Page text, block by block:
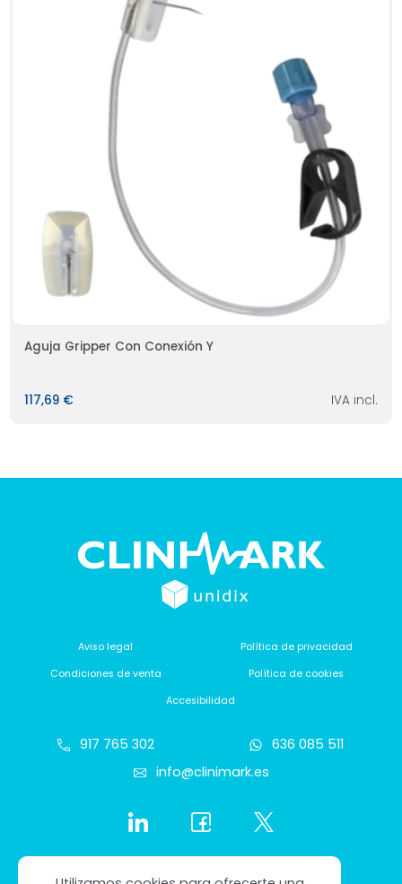
Aguja Gripper Con Conexión Y
117,69 € IVA incl.
Aviso legal
Política de privacidad
Condiciones de venta
Política de cookies
Accesibilidad
917 765 302
636 085 511
info@clinimark.es